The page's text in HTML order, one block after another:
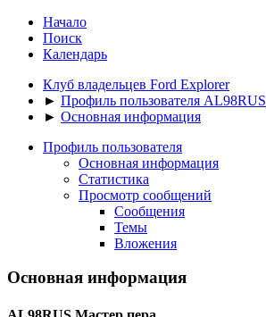
Начало
Поиск
Календарь
Клуб владельцев Ford Explorer
► Профиль пользователя AL98RUS
► Основная информация
Профиль пользователя
Основная информация
Статистика
Просмотр сообщений
Сообщения
Темы
Вложения
Основная информация